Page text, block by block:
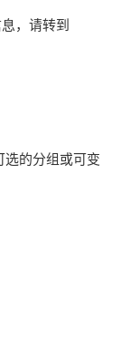
，请转到
的分组或可变